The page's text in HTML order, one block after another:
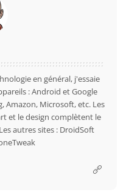
en général, j'essaie
: Android et Google
Amazon, Microsoft, etc. Les
et le design complètent le
autres sites : DroidSoft